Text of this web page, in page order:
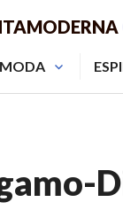
MODA